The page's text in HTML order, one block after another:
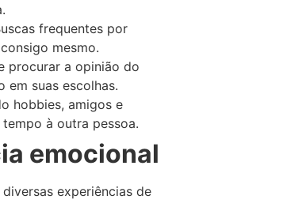
frequentes por
mesmo.
procurar a opinião do
em suas escolhas.
hobbies, amigos e
à outra pessoa.
emocional
experiências de